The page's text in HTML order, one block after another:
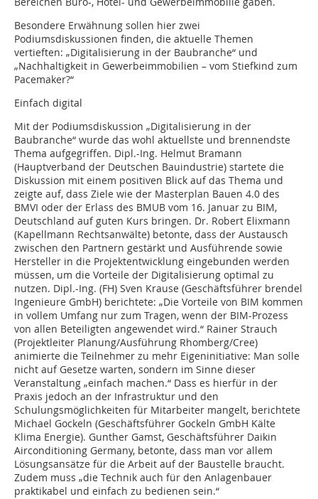
Besondere Erwähnung sollen hier zwei
Podiumsdiskussionen finden, die aktuelle Themen
vertieften: „Digitalisierung in der Baubranche“ und
„Nachhaltigkeit in Gewerbeimmobilien – vom Stiefkind zum
Pacemaker?“
Einfach digital
Mit der Podiumsdiskussion „Digitalisierung in der
Baubranche“ wurde das wohl aktuellste und brennendste
Thema aufgegriffen. Dipl.-Ing. Helmut Bramann
(Hauptverband der Deutschen Bauindustrie) startete die
Diskussion mit einem positiven Blick auf das Thema und
zeigte auf, dass Ziele wie der Masterplan Bauen 4.0 des
BMVI oder der Erlass des BMUB vom 16. Januar zu BIM,
Deutschland auf guten Kurs bringen. Dr. Robert Elixmann
(Kapellmann Rechtsanwälte) betonte, dass der Austausch
zwischen den Partnern gestärkt und Ausführende sowie
Hersteller in die Projektentwicklung eingebunden werden
müssen, um die Vorteile der Digitalisierung optimal zu
nutzen. Dipl.-Ing. (FH) Sven Krause (Geschäftsführer brendel
Ingenieure GmbH) berichtete: „Die Vorteile von BIM kommen
in vollem Umfang nur zum Tragen, wenn der BIM-Prozess
von allen Beteiligten angewendet wird.“ Rainer Strauch
(Projektleiter Planung/Ausführung Rhomberg/Cree)
animierte die Teilnehmer zu mehr Eigeninitiative: Man solle
nicht auf Gesetze warten, sondern im Sinne dieser
Veranstaltung „einfach machen.“ Dass es hierfür in der
Praxis jedoch an der Infrastruktur und den
Schulungsmöglichkeiten für Mitarbeiter mangelt, berichtete
Michael Gockeln (Geschäftsführer Gockeln GmbH Kälte
Klima Energie). Gunther Gamst, Geschäftsführer Daikin
Airconditioning Germany, betonte, dass man vor allem
Lösungsansätze für die Arbeit auf der Baustelle braucht.
Zudem muss „die Technik auch für den Anlagenbauer
praktikabel und einfach zu bedienen sein.“